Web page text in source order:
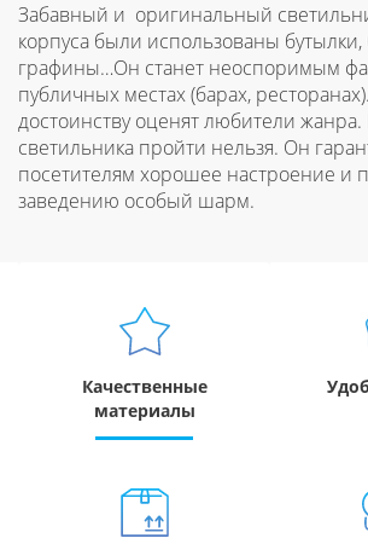
Забавный и оригинальный
корпуса были использованы бутылки,
графины…Он станет неоспоримым
публичных местах (барах,
достоинству оценят любители
светильника пройти нельзя. Он
посетителям хорошее настроение и
заведению особый шарм.
Качественные
материалы